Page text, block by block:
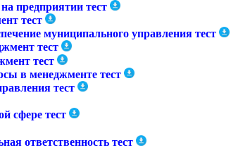
предприятии тест
тест
муниципального управления тест
тест
тест
в менеджменте тест
тест
сфере тест
ответственность тест